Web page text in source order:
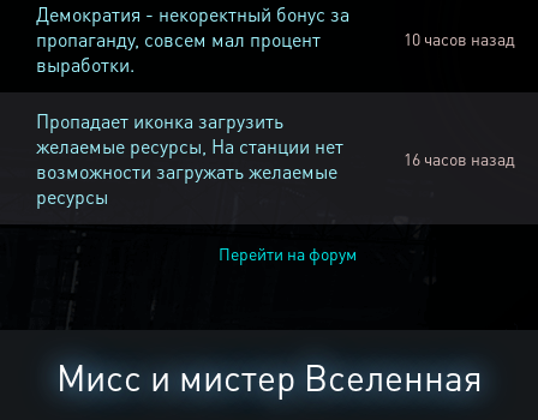
Демократия - некоректный бонус за
пропаганду, совсем мал процент
выработки.
10 часов назад
Пропадает иконка загрузить
желаемые ресурсы, На станции нет
возможности загружать желаемые
ресурсы
16 часов назад
Перейти на форум
Мисс и мистер Вселенная